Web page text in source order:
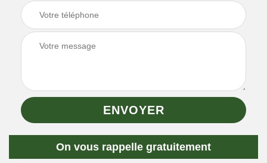
On vous rappelle gratuitement